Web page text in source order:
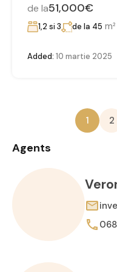
de la51,000€
1,2 si 3 de la 45 m²
Added: 10 martie 2025
1 2
Agents